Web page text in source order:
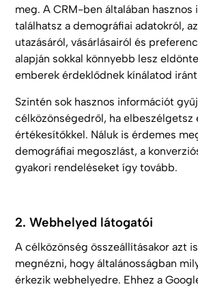
meg. A CRM-ben általában hasznos
találhatsz a demográfiai adatokról,
utazásáról, vásárlásairól és
alapján sokkal könnyebb lesz
emberek érdeklődnek kínálatod
Szintén sok hasznos információt
célközönségedről, ha elbeszélgetsz
értékesítőkkel. Náluk is érdemes
demográfiai megoszlást, a
gyakori rendeléseket így tovább.
2. Webhelyed látogatói
A célközönség összeállításakor azt
megnézni, hogy általánosságban
érkezik webhelyedre. Ehhez a